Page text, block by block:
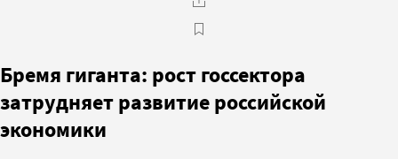
Бремя гиганта: рост госсектора
затрудняет развитие российской
экономики